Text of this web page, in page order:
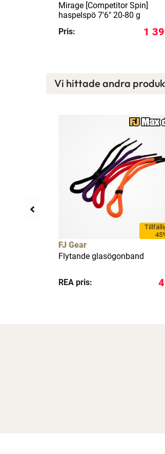
Mirage [Competitor Spin]
haspelspö 7'6" 20-80 g
Pris:
1
Vi hittade andra
FJ Gear
Flytande glasögonband
REA pris: